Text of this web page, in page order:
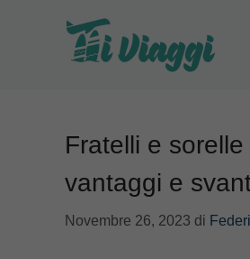
Fratelli e
vantaggi e
Novembre 26, 2023 di